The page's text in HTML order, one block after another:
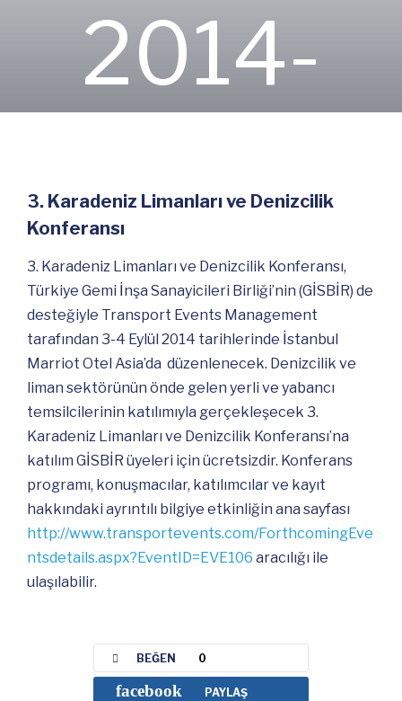
2014-
Haberler
3. Karadeniz Limanları ve Denizcilik
Konferansı
3. Karadeniz Limanları ve Denizcilik Konferansı,
Türkiye Gemi İnşa Sanayicileri Birliği’nin (GİSBİR) de
desteğiyle Transport Events Management
tarafından 3-4 Eylül 2014 tarihlerinde İstanbul
Marriot Otel Asia’da düzenlenecek. Denizcilik ve
liman sektörünün önde gelen yerli ve yabancı
temsilcilerinin katılımıyla gerçekleşecek 3.
Karadeniz Limanları ve Denizcilik Konferansı’na
katılım GİSBİR üyeleri için ücretsizdir. Konferans
programı, konuşmacılar, katılımcılar ve kayıt
hakkındaki ayrıntılı bilgiye etkinliğin ana sayfası
http://www.transportevents.com/ForthcomingEve
ntsdetails.aspx?EventID=EVE106 aracılığı ile
ulaşılabilir.
BEĞEN 0
facebook PAYLAŞ